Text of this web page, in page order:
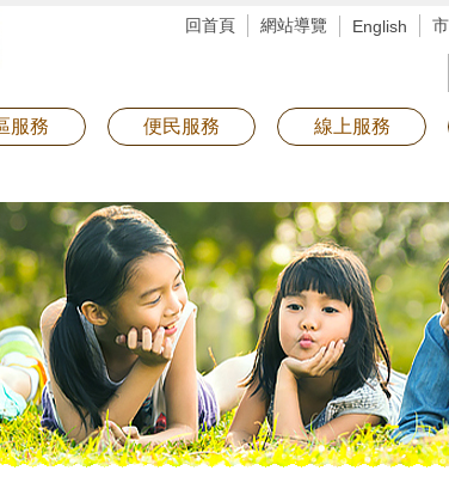
回首頁 網站導覽 English
服務 便民服務 線上服務